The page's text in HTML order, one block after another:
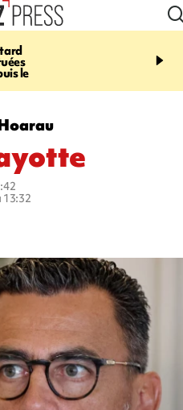
le
13:49
mineurs - un courrier
13:32